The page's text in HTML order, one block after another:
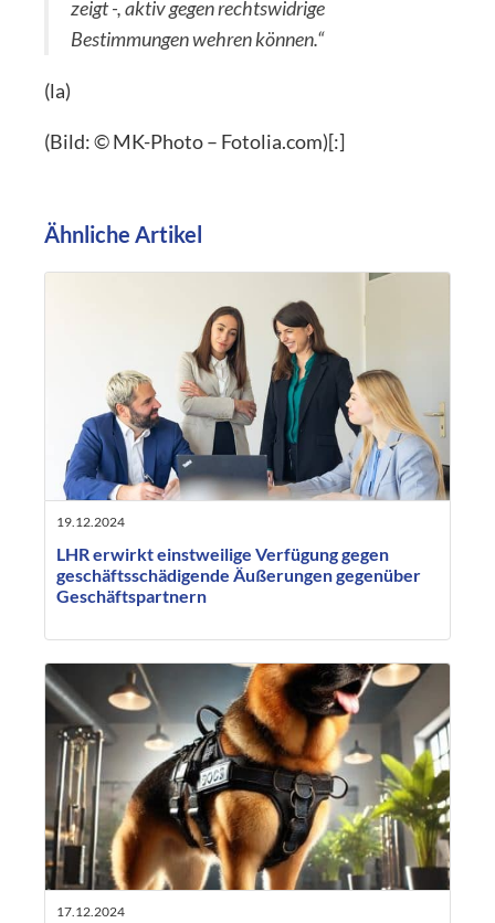
zeigt -, aktiv gegen rechtswidrige
Bestimmungen wehren können.“
(la)
(Bild: © MK-Photo – Fotolia.com)[:]
Ähnliche Artikel
19.12.2024
LHR erwirkt einstweilige Verfügung gegen
geschäftsschädigende Äußerungen gegenüber
Geschäftspartnern
17.12.2024